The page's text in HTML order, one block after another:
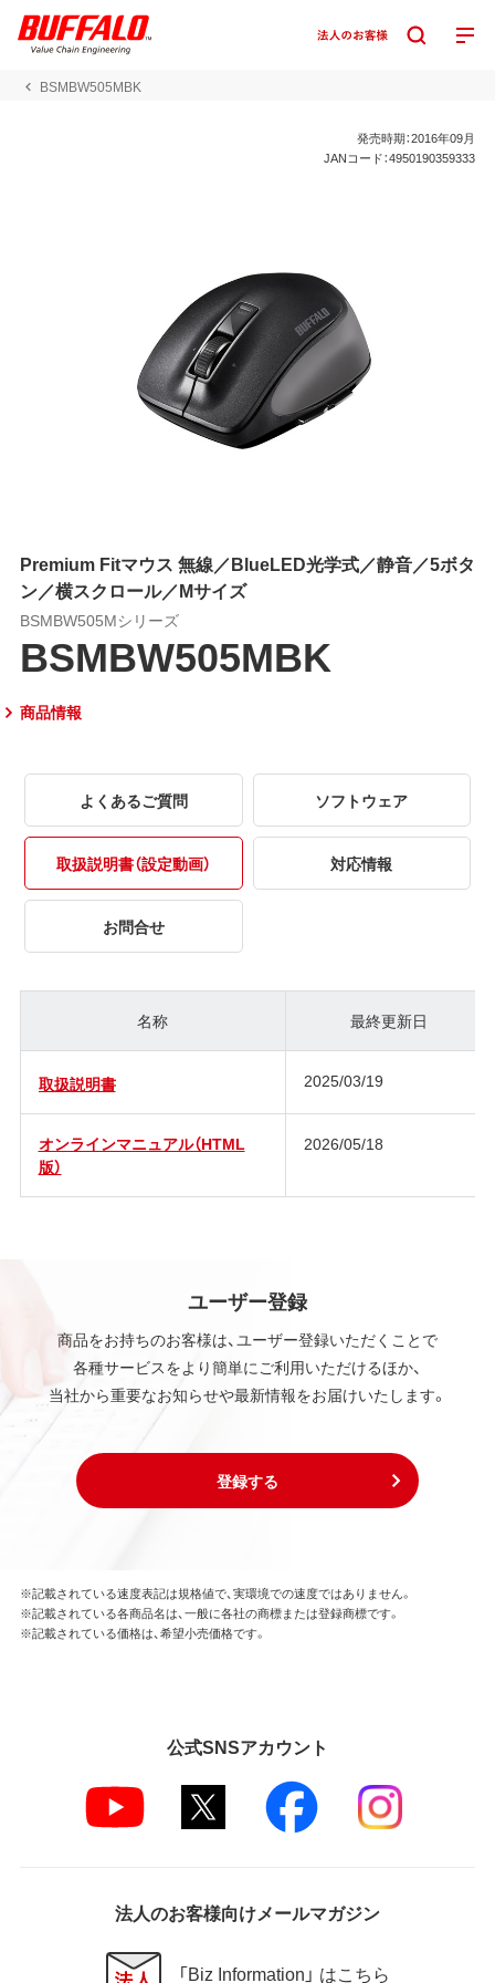
BSMBW505MBK
発売時期：2016年09月
JANコード：4950190359333
Premium Fitマウス 無線／BlueLED光学式／静音／5ボタ
ン／横スクロール／Mサイズ
BSMBW505Mシリーズ
BSMBW505MBK
商品情報
よくあるご質問 ソフトウェア
取扱説明書（設定動画） 対応情報
お問合せ
名称 最終更新日
取扱説明書 2025/03/19
オンラインマニュアル（HTML
版）
2026/05/18
ユーザー登録
商品をお持ちのお客様は、ユーザー登録いただくことで
各種サービスをより簡単にご利用いただけるほか、
当社から重要なお知らせや最新情報をお届けいたします。
登録する
※記載されている速度表記は規格値で、実環境での速度ではありません。
※記載されている各商品名は、一般に各社の商標または登録商標です。
※記載されている価格は、希望小売価格です。
公式SNSアカウント
法人のお客様向けメールマガジン
「Biz Information」 はこちら